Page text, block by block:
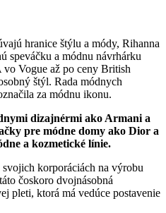
hranice štýlu a módy, Rihanna
speváčku a módnu návrhárku
Vogue až po ceny British
štýl. Rada módnych
za módnu ikonu.
dizajnérmi ako Armani a
pre módne domy ako Dior a
a kozmetické línie.
korporáciách na výrobu
čoskoro dvojnásobná
pleti, ktorá má vedúce postavenie